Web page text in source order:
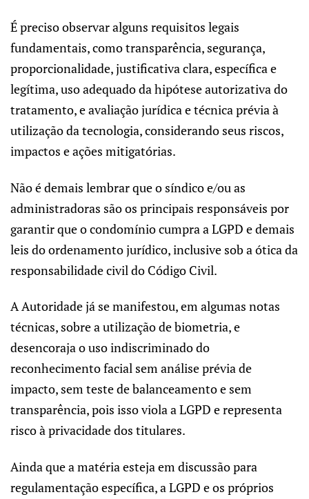
É preciso observar alguns requisitos legais
fundamentais, como transparência, segurança,
proporcionalidade, justificativa clara, específica e
legítima, uso adequado da hipótese autorizativa do
tratamento, e avaliação jurídica e técnica prévia à
utilização da tecnologia, considerando seus riscos,
impactos e ações mitigatórias.
Não é demais lembrar que o síndico e/ou as
administradoras são os principais responsáveis por
garantir que o condomínio cumpra a LGPD e demais
leis do ordenamento jurídico, inclusive sob a ótica da
responsabilidade civil do Código Civil.
A Autoridade já se manifestou, em algumas notas
técnicas, sobre a utilização de biometria, e
desencoraja o uso indiscriminado do
reconhecimento facial sem análise prévia de
impacto, sem teste de balanceamento e sem
transparência, pois isso viola a LGPD e representa
risco à privacidade dos titulares.
Ainda que a matéria esteja em discussão para
regulamentação específica, a LGPD e os próprios